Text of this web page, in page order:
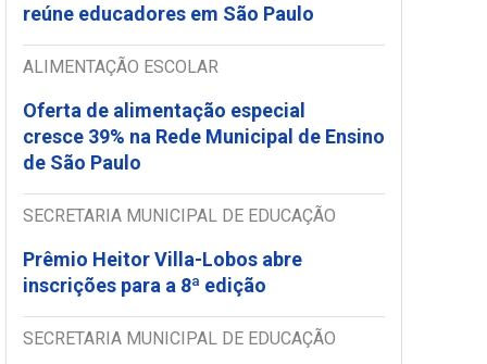
reúne educadores em São Paulo
ALIMENTAÇÃO ESCOLAR
Oferta de alimentação especial
cresce 39% na Rede Municipal de Ensino
de São Paulo
SECRETARIA MUNICIPAL DE EDUCAÇÃO
Prêmio Heitor Villa-Lobos abre
inscrições para a 8ª edição
SECRETARIA MUNICIPAL DE EDUCAÇÃO